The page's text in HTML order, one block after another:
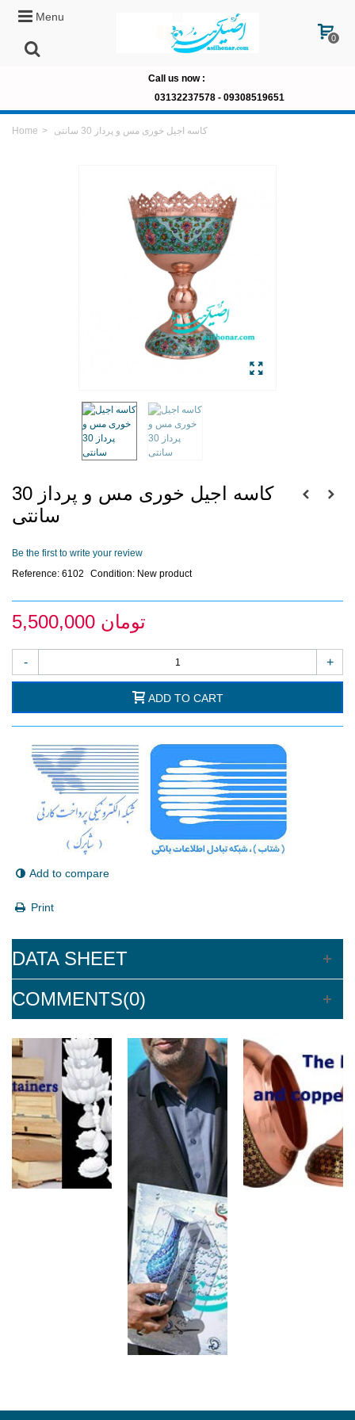
Menu
0
Call us now :
03132237578 - 09308519651
Home > کاسه اجیل خوری مس و پرداز 30 سانتی
کاسه اجیل خوری مس و پرداز 30
سانتی
Be the first to write your review
Reference: 6102 Condition: New product
5,500,000 تومان
- +
ADD TO CART
Add to compare
Print
DATA SHEET
COMMENTS(0)